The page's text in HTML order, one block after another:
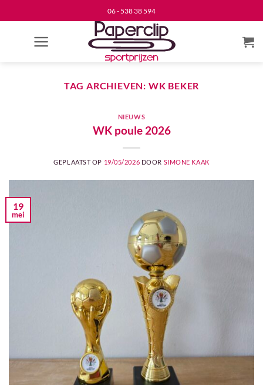
naar
06 - 538 38 594
TAG ARCHIEVEN: WK BEKER
NIEUWS
WK poule 2026
GEPLAATST OP 19/05/2026 DOOR SIMONE KAAK
19
mei